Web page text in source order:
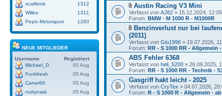
scaltbrok
1312
Willes
1311
Pepic-Motorsport
1260
NEUE MITGLIEDER
Username
Registriert
Michael_D
05 Aug
Funkfresh
05 Aug
Caner66
05 Aug
nuttynate
05 Aug
Austin Racing V3 Mini
Verfasst von AJ82 » 15.12.2024, 12:05
Forum: BMW - M 1000 R - M1000R
Benzinverlust nur bei
(2011)
Verfasst von Gio1996 » 19.07.2026,
Forum: RR - S 1000 RR - Allgemein -
ABS Fehler 6368
Verfasst von heli_5200 » 26.09.2025,
Forum: RR - S 1000 RR - Technik -
Gasgriff hakt leicht - 2025
Verfasst von CryTex » 04.07.2026,
Forum: R - S 1000 R - Allgemein -